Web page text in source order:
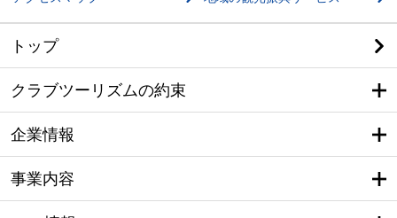
トップ
クラブツーリズムの約束
企業情報
事業内容